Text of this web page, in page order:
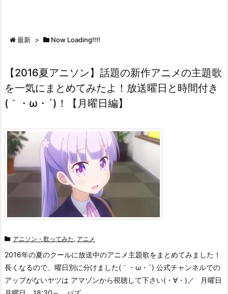
最新 > Now Loading!!!!
【2016夏アニソン】話題の新作アニメの主題歌
を一気にまとめてみたよ！放送曜日と時間付き
(｀・ω・´)！【月曜日編】
アニソン・歌ってみた, アニメ
2016年の夏のクールに放送中のアニメ主題歌をまとめてみました！
長くなるので、曜日別に分けました(｀・ω・´) 公式チャンネルでの
アップがないヤツは アマゾンから視聴して下さい(・∀・)／ 月曜日